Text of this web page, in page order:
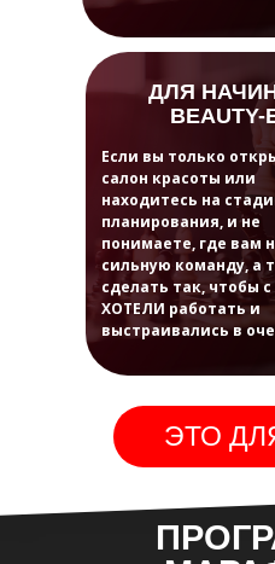
Если вы только
салон красоты или
находитесь на
планирования, и не
понимаете, где вам
сильную команду, а
сделать так, чтобы
ХОТЕЛИ работать и
выстраивались в
ДЛЯ
ЭТО